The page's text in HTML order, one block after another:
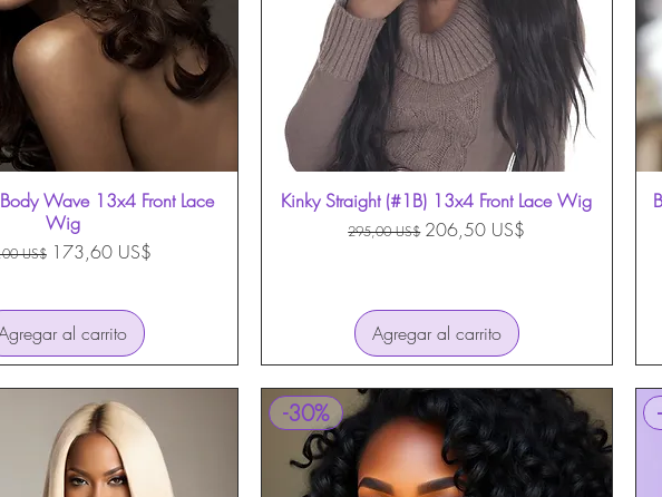
Vista rápida
Wave 13x4 Front Lace
Wig
US$ Precio de oferta
173,60 US$
al carrito
Vista rápida
Kinky Straight (#1B) 13x4 Front Lace Wig
Precio
295,00 US$ Precio de oferta
206,50 US$
Agregar al carrito
-30%